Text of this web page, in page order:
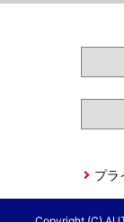
プラ